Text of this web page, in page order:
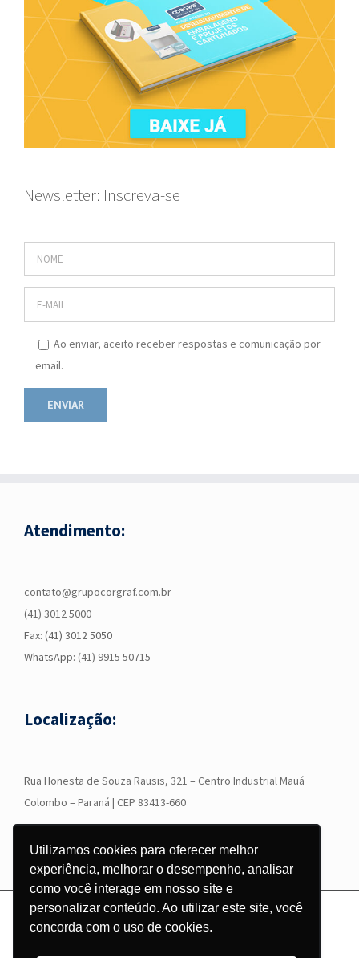
Utilizamos cookies para oferecer melhor
experiência, melhorar o desempenho, analisar
como você interage em nosso site e
personalizar conteúdo. Ao utilizar este site, você
concorda com o uso de cookies.
Newsletter: Inscreva-se
Ao enviar, aceito receber respostas e comunicação por
email.
Atendimento:
contato@grupocorgraf.com.br
(41) 3012 5000
Fax: (41) 3012 5050
WhatsApp: (41) 9915 50715
Localização:
Rua Honesta de Souza Rausis, 321 – Centro Industrial Mauá
Colombo – Paraná | CEP 83413-660
© Copyright
2026 - Grupo Corgraf - Todos os direitos reservados |